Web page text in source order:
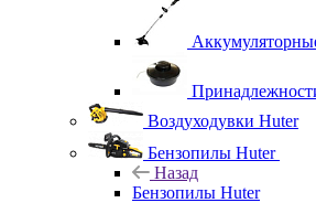
Воздуходувки Huter
Бензопилы Huter
Назад
Бензопилы Huter